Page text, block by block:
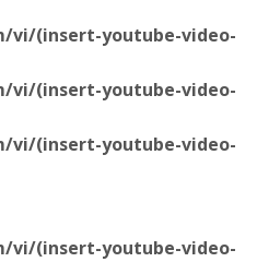
vi/(insert-youtube-video-
vi/(insert-youtube-video-
vi/(insert-youtube-video-
vi/(insert-youtube-video-